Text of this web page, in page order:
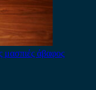
μασπιές άβαφος